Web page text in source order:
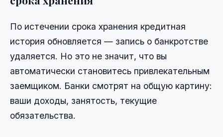
По истечении срока хранения кредитная
история обновляется — запись о банкротстве
удаляется. Но это не значит, что вы
автоматически становитесь привлекательным
заемщиком. Банки смотрят на общую картину:
ваши доходы, занятость, текущие
обязательства.